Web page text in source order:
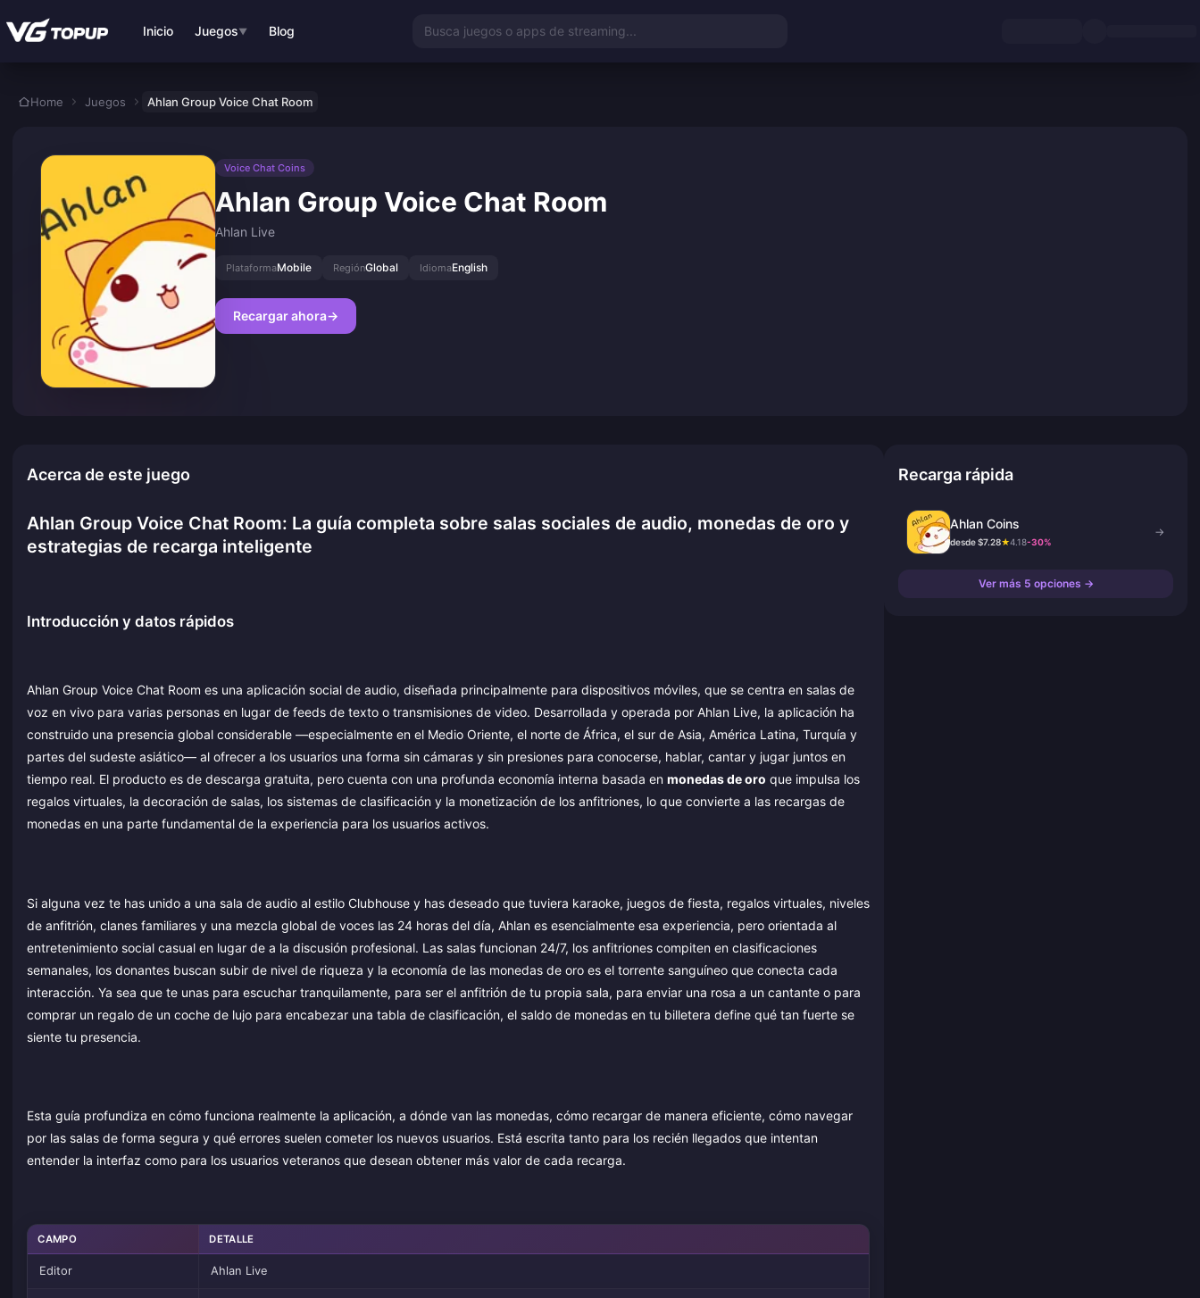
Inicio Juegos▼ Blog Busca juegos o apps de streaming...
Home Juegos Ahlan Group Voice Chat Room
Voice Chat Coins
Ahlan Group Voice Chat Room
Ahlan Live
PlataformaMobile RegiónGlobal IdiomaEnglish
Recargar ahora→
Acerca de este juego
Ahlan Group Voice Chat Room: La guía completa sobre salas sociales de audio, monedas de oro y
estrategias de recarga inteligente
Introducción y datos rápidos
Ahlan Group Voice Chat Room es una aplicación social de audio, diseñada principalmente para dispositivos móviles, que se centra en salas de
voz en vivo para varias personas en lugar de feeds de texto o transmisiones de video. Desarrollada y operada por Ahlan Live, la aplicación ha
construido una presencia global considerable —especialmente en el Medio Oriente, el norte de África, el sur de Asia, América Latina, Turquía y
partes del sudeste asiático— al ofrecer a los usuarios una forma sin cámaras y sin presiones para conocerse, hablar, cantar y jugar juntos en
tiempo real. El producto es de descarga gratuita, pero cuenta con una profunda economía interna basada en monedas de oro que impulsa los
regalos virtuales, la decoración de salas, los sistemas de clasificación y la monetización de los anfitriones, lo que convierte a las recargas de
monedas en una parte fundamental de la experiencia para los usuarios activos.
Si alguna vez te has unido a una sala de audio al estilo Clubhouse y has deseado que tuviera karaoke, juegos de fiesta, regalos virtuales, niveles
de anfitrión, clanes familiares y una mezcla global de voces las 24 horas del día, Ahlan es esencialmente esa experiencia, pero orientada al
entretenimiento social casual en lugar de a la discusión profesional. Las salas funcionan 24/7, los anfitriones compiten en clasificaciones
semanales, los donantes buscan subir de nivel de riqueza y la economía de las monedas de oro es el torrente sanguíneo que conecta cada
interacción. Ya sea que te unas para escuchar tranquilamente, para ser el anfitrión de tu propia sala, para enviar una rosa a un cantante o para
comprar un regalo de un coche de lujo para encabezar una tabla de clasificación, el saldo de monedas en tu billetera define qué tan fuerte se
siente tu presencia.
Esta guía profundiza en cómo funciona realmente la aplicación, a dónde van las monedas, cómo recargar de manera eficiente, cómo navegar
por las salas de forma segura y qué errores suelen cometer los nuevos usuarios. Está escrita tanto para los recién llegados que intentan
entender la interfaz como para los usuarios veteranos que desean obtener más valor de cada recarga.
CAMPO DETALLE
Editor Ahlan Live
Recarga rápida
Ahlan Coins
desde $7.28★4.18-30%
→
Ver más 5 opciones →